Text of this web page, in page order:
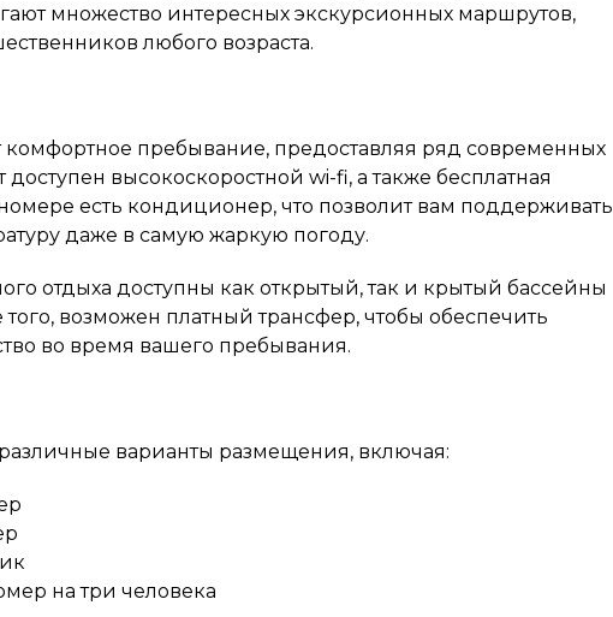
множество интересных экскурсионных маршрутов,
любого возраста.
комфортное пребывание, предоставляя ряд современных
доступен высокоскоростной wi-fi, а также бесплатная
есть кондиционер, что позволит вам поддерживать
даже в самую жаркую погоду.
отдыха доступны как открытый, так и крытый бассейны
возможен платный трансфер, чтобы обеспечить
во время вашего пребывания.
варианты размещения, включая:
на три человека